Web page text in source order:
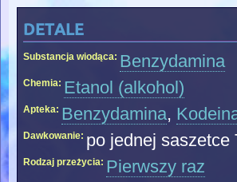
detale
Substancja wiodąca: Benzydamina
Chemia: Etanol (alkohol)
Apteka: Benzydamina,
Dawkowanie: po jednej saszetce
Rodzaj przeżycia: Pierwszy raz